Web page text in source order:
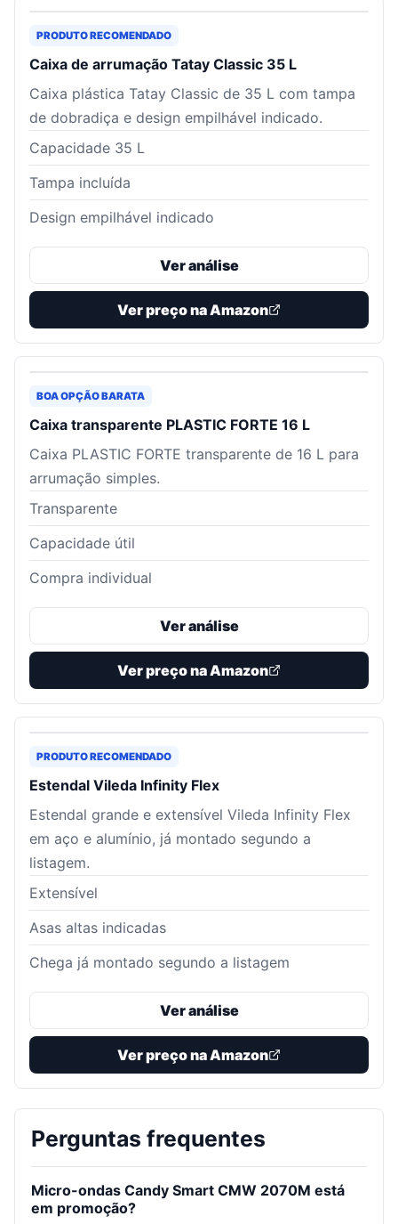
PRODUTO RECOMENDADO
Caixa de arrumação Tatay Classic 35 L
Caixa plástica Tatay Classic de 35 L com tampa
de dobradiça e design empilhável indicado.
Capacidade 35 L
Tampa incluída
Design empilhável indicado
Ver análise
Ver preço na Amazon
BOA OPÇÃO BARATA
Caixa transparente PLASTIC FORTE 16 L
Caixa PLASTIC FORTE transparente de 16 L para
arrumação simples.
Transparente
Capacidade útil
Compra individual
Ver análise
Ver preço na Amazon
PRODUTO RECOMENDADO
Estendal Vileda Infinity Flex
Estendal grande e extensível Vileda Infinity Flex
em aço e alumínio, já montado segundo a
listagem.
Extensível
Asas altas indicadas
Chega já montado segundo a listagem
Ver análise
Ver preço na Amazon
Perguntas frequentes
Micro-ondas Candy Smart CMW 2070M está
em promoção?